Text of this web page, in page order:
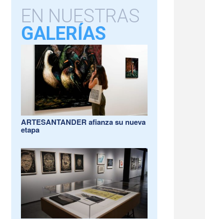
EN NUESTRAS
GALERÍAS
ARTESANTANDER afianza su nueva
etapa